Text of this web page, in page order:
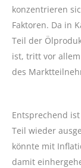
konzentrieren
Faktoren. Da in
Teil der
ist, tritt vor
des
Entsprechend
Teil wieder
könnte mit
damit